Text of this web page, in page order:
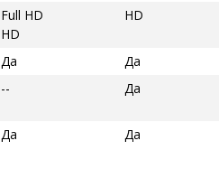
Full HD
HD
HD
Да
Да
-- Да
Да Да